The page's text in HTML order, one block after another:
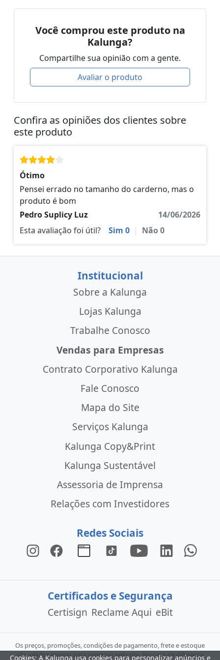
Você comprou este produto na
Kalunga?
Compartilhe sua opinião com a gente.
Avaliar o produto
Confira as opiniões dos clientes sobre
este produto
Ótimo
Pensei errado no tamanho do carderno, mas o
produto é bom
Pedro Suplicy Luz
14/06/2026
Esta avaliação foi útil?
Sim 0 | Não0
Institucional
Sobre a Kalunga
Lojas Kalunga
Trabalhe Conosco
Vendas para Empresas
Contrato Corporativo Kalunga
Fale Conosco
Mapa do Site
Serviços Kalunga
Kalunga Copy&Print
Kalunga Sustentável
Assessoria de Imprensa
Relações com Investidores
Redes Sociais
Certificados e Segurança
Certisign Reclame Aqui eBit
Os preços, promoções, condições de pagamento, frete e estoque
são válidos apenas para compras pelo site. No caso de diferença
Cookies: A Kalunga usa cookies para personalizar anúncios e